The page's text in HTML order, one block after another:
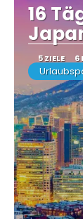
16
5 ZIELE 6